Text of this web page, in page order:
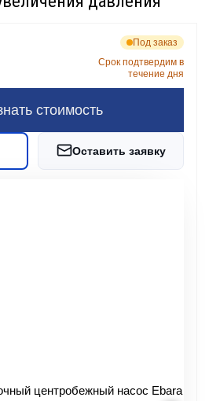
Под заказ
Срок подтвердим в
течение дня
стоимость
Оставить заявку